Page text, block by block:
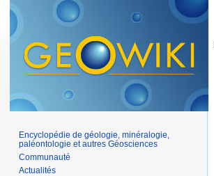
Encyclopédie de géologie, minéralogie,
paléontologie et autres Géosciences
Communauté
Actualités